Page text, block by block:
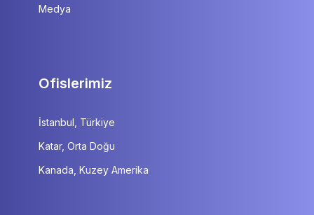
Medya
Ofislerimiz
İstanbul, Türkiye
Katar, Orta Doğu
Kanada, Kuzey Amerika